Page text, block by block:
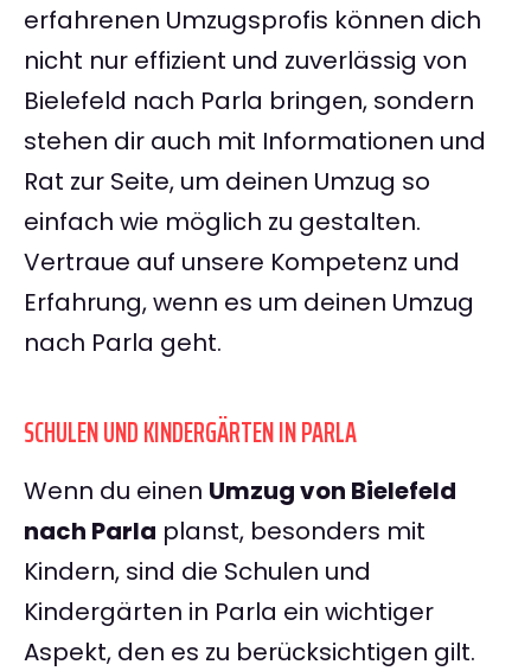
erfahrenen Umzugsprofis können dich
nicht nur effizient und zuverlässig von
Bielefeld nach Parla bringen, sondern
stehen dir auch mit Informationen und
Rat zur Seite, um deinen Umzug so
einfach wie möglich zu gestalten.
Vertraue auf unsere Kompetenz und
Erfahrung, wenn es um deinen Umzug
nach Parla geht.
SCHULEN UND KINDERGÄRTEN IN PARLA
Wenn du einen Umzug von Bielefeld
nach Parla planst, besonders mit
Kindern, sind die Schulen und
Kindergärten in Parla ein wichtiger
Aspekt, den es zu berücksichtigen gilt.